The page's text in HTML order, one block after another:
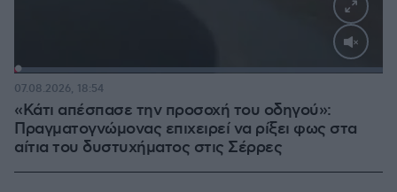
Loaded:
«Κάτι απέσπασε την προσοχή του οδηγού»:
Πραγματογνώμονας επιχειρεί να ρίξει φως στα
αίτια του δυστυχήματος στις Σέρρες
07.08.2026, 18:54